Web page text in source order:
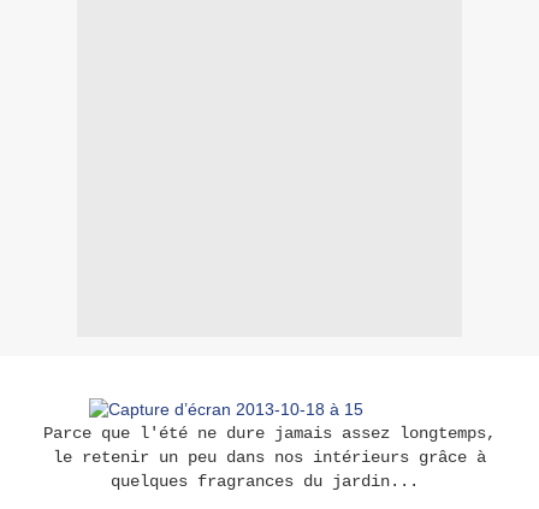
Parce que l'été ne dure jamais assez longtemps,
le retenir un peu dans nos intérieurs grâce à
quelques fragrances du jardin...